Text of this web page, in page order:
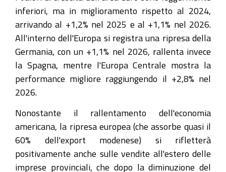
inferiori, ma in miglioramento rispetto al 2024,
arrivando al +1,2% nel 2025 e al +1,1% nel 2026.
All'interno dell'Europa si registra una ripresa della
Germania, con un +1,1% nel 2026, rallenta invece
la Spagna, mentre l'Europa Centrale mostra la
performance migliore raggiungendo il +2,8% nel
2026.
Nonostante il rallentamento dell'economia
americana, la ripresa europea (che assorbe quasi il
60% dell'export modenese) si rifletterà
positivamente anche sulle vendite all'estero delle
imprese provinciali, che dopo la diminuzione del